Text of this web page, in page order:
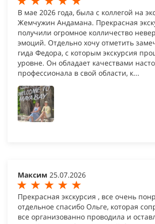
В мае 2026 года, была с коллегой на
Жемчужин Андамана. Прекрасная
получили огромное колличество
эмоций. Отдельно хочу отметить
гида Федора, с которым экскурсия
уровне. Он обладает качествами
профессионала в свой области, к...
Максим 25.07.2026
Прекрасная экскурсия , все очень
отдельное спасибо Ольге, которая
все организованно проводила и